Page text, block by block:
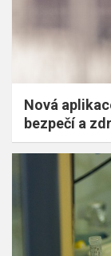
Nová
bezpečí a